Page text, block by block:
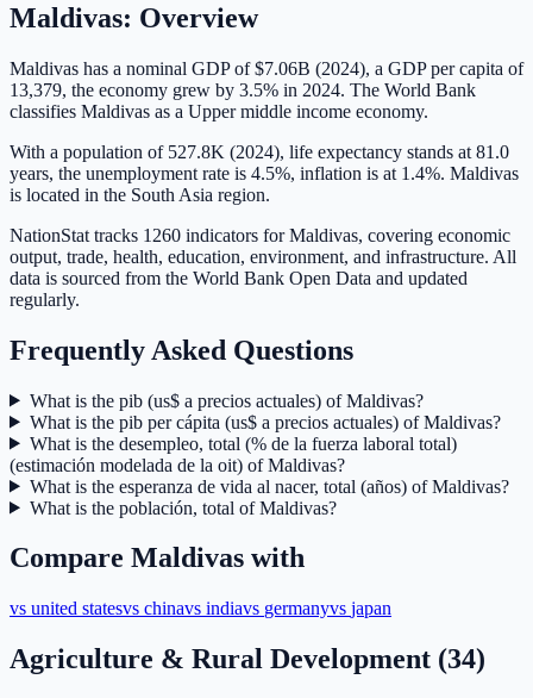
Maldivas: Overview
Maldivas has a nominal GDP of $7.06B (2024), a GDP per capita of
13,379, the economy grew by 3.5% in 2024. The World Bank
classifies Maldivas as a Upper middle income economy.
With a population of 527.8K (2024), life expectancy stands at 81.0
years, the unemployment rate is 4.5%, inflation is at 1.4%. Maldivas
is located in the South Asia region.
NationStat tracks 1260 indicators for Maldivas, covering economic
output, trade, health, education, environment, and infrastructure. All
data is sourced from the World Bank Open Data and updated
regularly.
Frequently Asked Questions
What is the pib (us$ a precios actuales) of Maldivas?
What is the pib per cápita (us$ a precios actuales) of Maldivas?
What is the desempleo, total (% de la fuerza laboral total)
(estimación modelada de la oit) of Maldivas?
What is the esperanza de vida al nacer, total (años) of Maldivas?
What is the población, total of Maldivas?
Compare Maldivas with
vs united statesvs chinavs indiavs germanyvs japan
Agriculture & Rural Development (34)